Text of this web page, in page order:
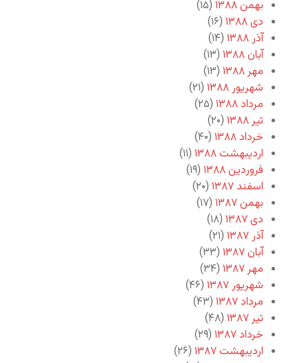
بهمن ۱۳۸۸
(۱۵)
دی ۱۳۸۸
(۱۶)
آذر ۱۳۸۸
(۱۴)
آبان ۱۳۸۸
(۱۳)
مهر ۱۳۸۸
(۱۳)
شهریور ۱۳۸۸
(۲۱)
مرداد ۱۳۸۸
(۲۵)
تیر ۱۳۸۸
(۲۰)
خرداد ۱۳۸۸
(۴۰)
اردیبهشت ۱۳۸۸
(۱۱)
فروردین ۱۳۸۸
(۱۹)
اسفند ۱۳۸۷
(۲۰)
بهمن ۱۳۸۷
(۱۷)
دی ۱۳۸۷
(۱۸)
آذر ۱۳۸۷
(۲۱)
آبان ۱۳۸۷
(۳۳)
مهر ۱۳۸۷
(۳۴)
شهریور ۱۳۸۷
(۴۶)
مرداد ۱۳۸۷
(۴۳)
تیر ۱۳۸۷
(۴۸)
خرداد ۱۳۸۷
(۲۹)
اردیبهشت ۱۳۸۷
(۲۶)